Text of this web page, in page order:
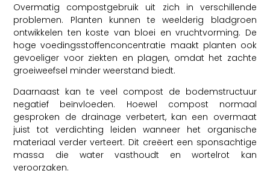
Overmatig compostgebruik uit zich in verschillende
problemen. Planten kunnen te weelderig bladgroen
ontwikkelen ten koste van bloei en vruchtvorming. De
hoge voedingsstoffenconcentratie maakt planten ook
gevoeliger voor ziekten en plagen, omdat het zachte
groeiweefsel minder weerstand biedt.
Daarnaast kan te veel compost de bodemstructuur
negatief beïnvloeden. Hoewel compost normaal
gesproken de drainage verbetert, kan een overmaat
juist tot verdichting leiden wanneer het organische
materiaal verder verteert. Dit creëert een sponsachtige
massa die water vasthoudt en wortelrot kan
veroorzaken.